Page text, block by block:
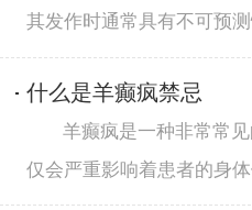
其发作时通常具有不可预
什么是羊癫疯禁忌
羊癫疯是一种非常常
仅会严重影响着患者的身